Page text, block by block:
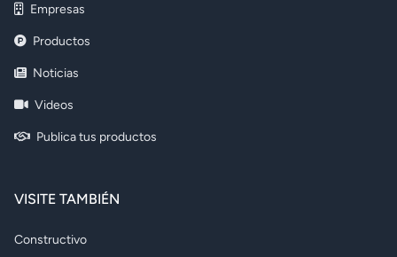
Empresas
Productos
Noticias
Videos
Publica tus productos
VISITE TAMBIÉN
Constructivo